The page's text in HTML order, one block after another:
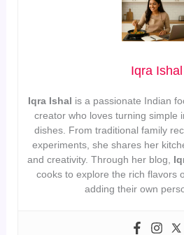
Iqra Ishal
Iqra Ishal is a passionate Indian
creator who loves turning simple
dishes. From traditional family
experiments, she shares her
and creativity. Through her blog,
cooks to explore the rich flavors
adding their own